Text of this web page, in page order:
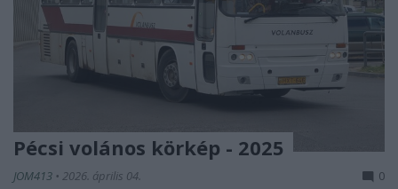
Pécsi volános körkép - 2025
JOM413 • 2026. április 04. 0